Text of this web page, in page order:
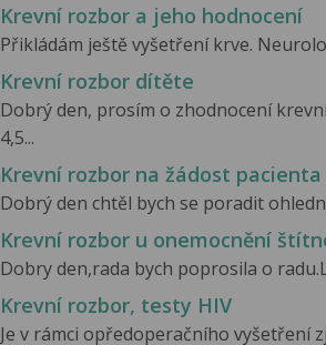
Krevní rozbor a jeho hodnocení
Přikládám ještě vyšetření krve.
Krevní rozbor dítěte
Dobrý den, prosím o zhodnocení
4,5...
Krevní rozbor na žádost pacienta
Dobrý den chtěl bych se poradit
Krevní rozbor u onemocnění
Dobry den,rada bych poprosila o
Krevní rozbor, testy HIV
Je v rámci opředoperačního vyšetření